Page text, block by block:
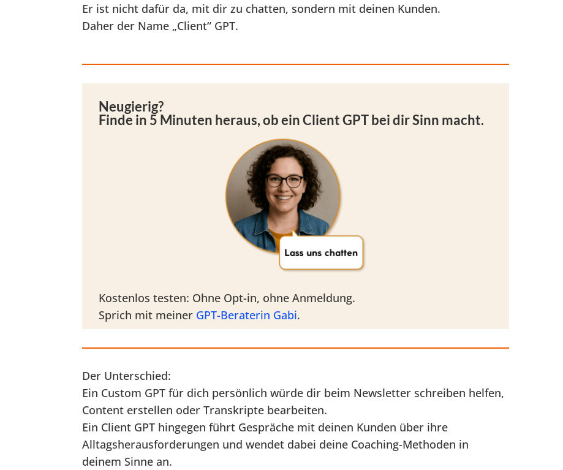
Er ist nicht dafür da, mit dir zu chatten, sondern mit deinen Kunden.
Daher der Name „Client“ GPT.
Neugierig?
Finde in 5 Minuten heraus, ob ein Client GPT bei dir Sinn macht.
Kostenlos testen: Ohne Opt-in, ohne Anmeldung.
Sprich mit meiner GPT-Beraterin Gabi.
Der Unterschied:
Ein Custom GPT für dich persönlich würde dir beim Newsletter schreiben helfen,
Content erstellen oder Transkripte bearbeiten.
Ein Client GPT hingegen führt Gespräche mit deinen Kunden über ihre
Alltagsherausforderungen und wendet dabei deine Coaching-Methoden in
deinem Sinne an.